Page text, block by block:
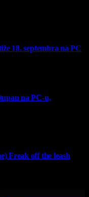
18. septembra na PC
na PC-u,
Freak off the leash